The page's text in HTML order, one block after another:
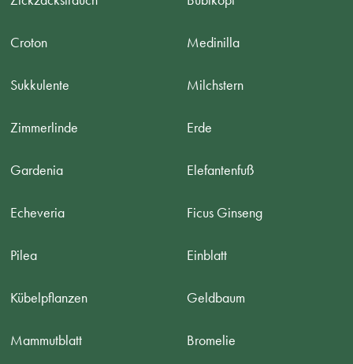
Croton
Sukkulente
Zimmerlinde
Gardenia
Echeveria
Medinilla
Milchstern
Erde
Elefantenfuß
Ficus Ginseng
Pilea
Kübelpflanzen
Mammutblatt
Einblatt
Geldbaum
Bromelie